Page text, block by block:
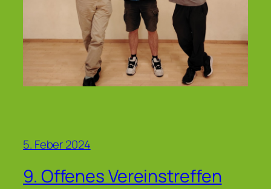
5. Feber 2024
9. Offenes Vereinstreffen